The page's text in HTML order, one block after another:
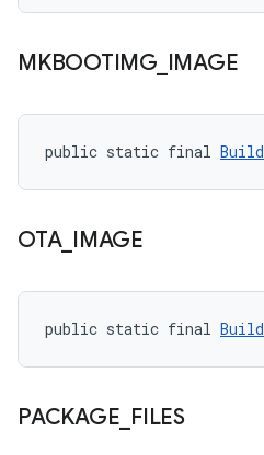
MKBOOTIMG_ IMAGE
public static final
OTA_ IMAGE
public static final
PACKAGE FILES